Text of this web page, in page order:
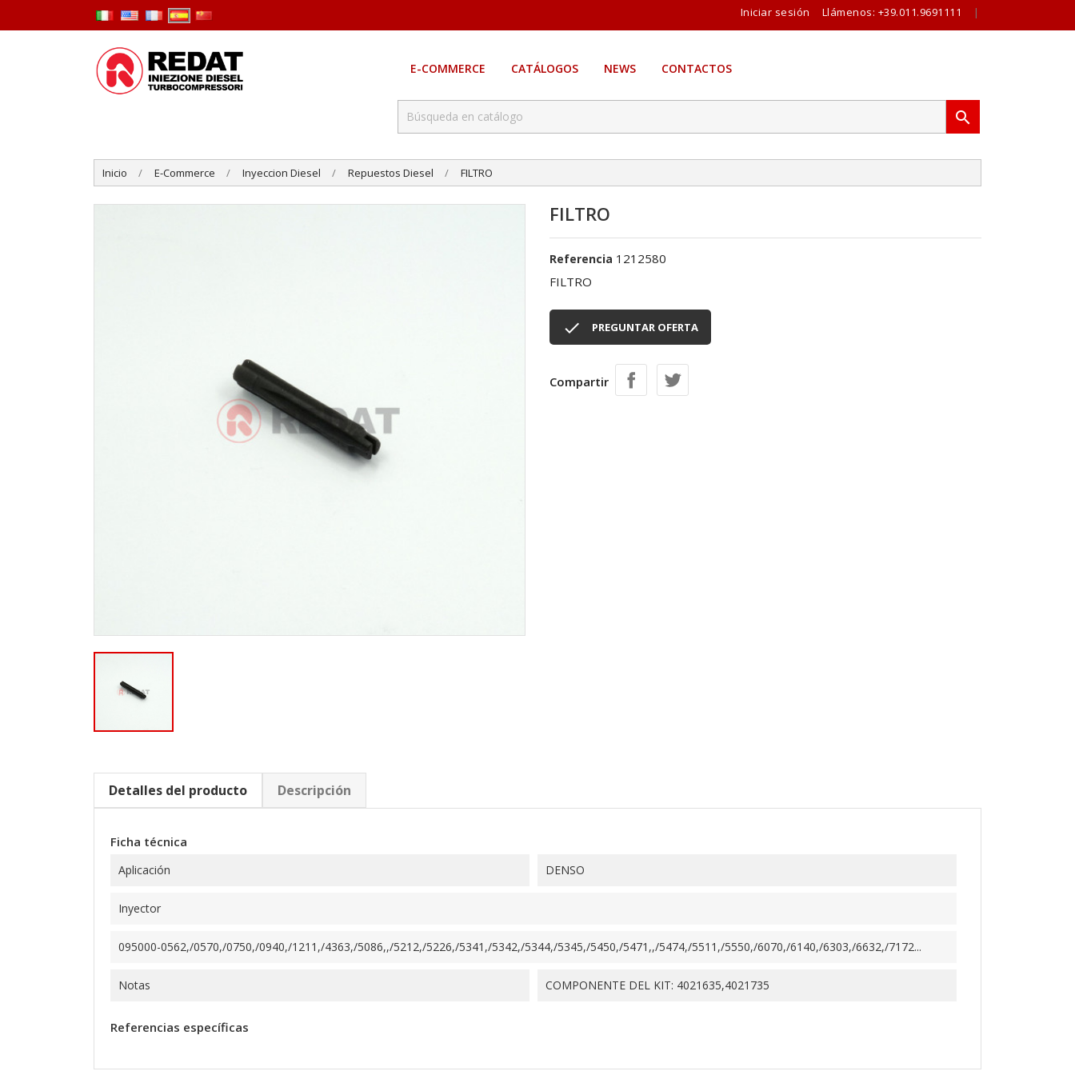
Iniciar sesión Llámenos: +39.011.9691111 |
E-COMMERCE CATÁLOGOS NEWS CONTACTOS

Inicio E-Commerce Inyeccion Diesel Repuestos Diesel FILTRO
FILTRO
Referencia 1212580
FILTRO
 PREGUNTAR OFERTA
Compartir
Detalles del producto Descripción
Ficha técnica
Aplicación DENSO
Inyector
095000-0562,/0570,/0750,/0940,/1211,/4363,/5086,,/5212,/5226,/5341,/5342,/5344,/5345,/5450,/5471,,/5474,/5511,/5550,/6070,/6140,/6303,/6632,/7172...
Notas COMPONENTE DEL KIT: 4021635,4021735
Referencias específicas